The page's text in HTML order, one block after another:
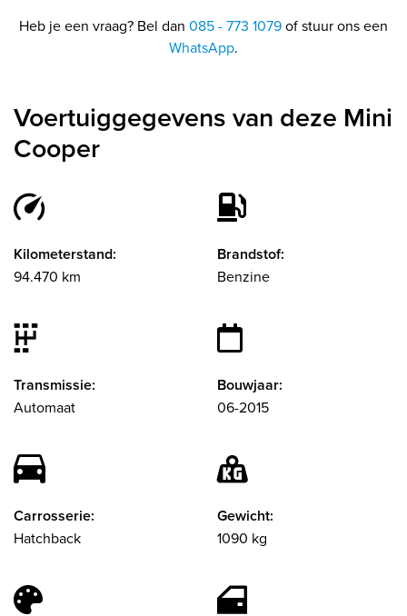
Heb je een vraag? Bel dan 085 - 773 1079of stuur ons een
WhatsApp.
Voertuiggegevens van deze Mini
Cooper
Kilometerstand:
94.470 km
Brandstof:
Benzine
Transmissie:
Automaat
Bouwjaar:
06-2015
Carrosserie:
Hatchback
Gewicht:
1090 kg